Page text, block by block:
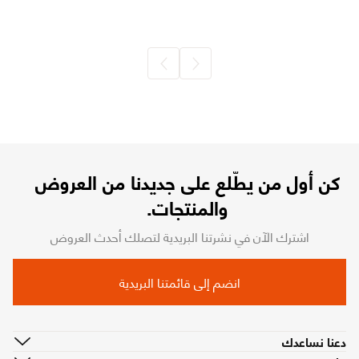
كن أول من يطّلع على جديدنا من العروض
والمنتجات.
اشترك الآن في نشرتنا البريدية لتصلك أحدث العروض
انضم إلى قائمتنا البريدية
دعنا نساعدك